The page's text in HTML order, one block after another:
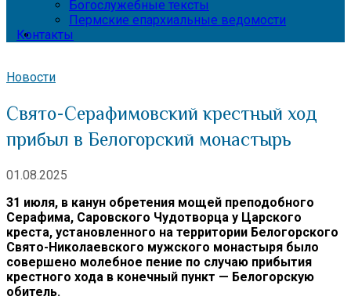
Богослужебные тексты
Пермские епархиальные ведомости
Контакты
Новости
Свято-Серафимовский крестный ход
прибыл в Белогорский монастырь
01.08.2025
31 июля, в канун обретения мощей преподобного
Серафима, Саровского Чудотворца у Царского
креста, установленного на территории Белогорского
Свято-Николаевского мужского монастыря было
совершено молебное пение по случаю прибытия
крестного хода в конечный пункт — Белогорскую
обитель.